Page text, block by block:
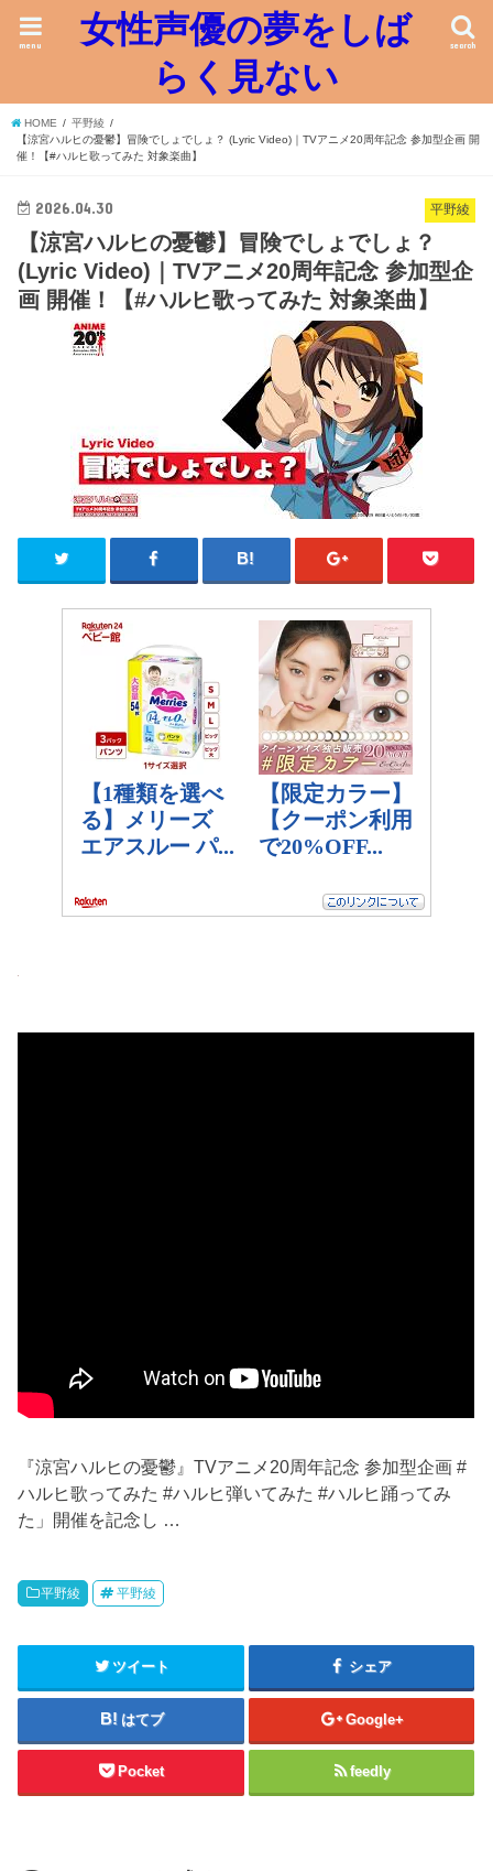
女性声優の夢をしば
らく見ない
search
menu
HOME
平野綾
【涼宮ハルヒの憂鬱】冒険でしょでしょ？ (Lyric Video)｜TVアニメ20周年記念 参加型企画 開
催！【#ハルヒ歌ってみた 対象楽曲】
平野綾
2026.04.30
【涼宮ハルヒの憂鬱】冒険でしょでしょ？
(Lyric Video)｜TVアニメ20周年記念 参加型企
画 開催！【#ハルヒ歌ってみた 対象楽曲】
『涼宮ハルヒの憂鬱』TVアニメ20周年記念 参加型企画 #
ハルヒ歌ってみた #ハルヒ弾いてみた #ハルヒ踊ってみ
た」開催を記念し …
平野綾 平野綾
ツイート シェア
はてブ Google+
Pocket feedly